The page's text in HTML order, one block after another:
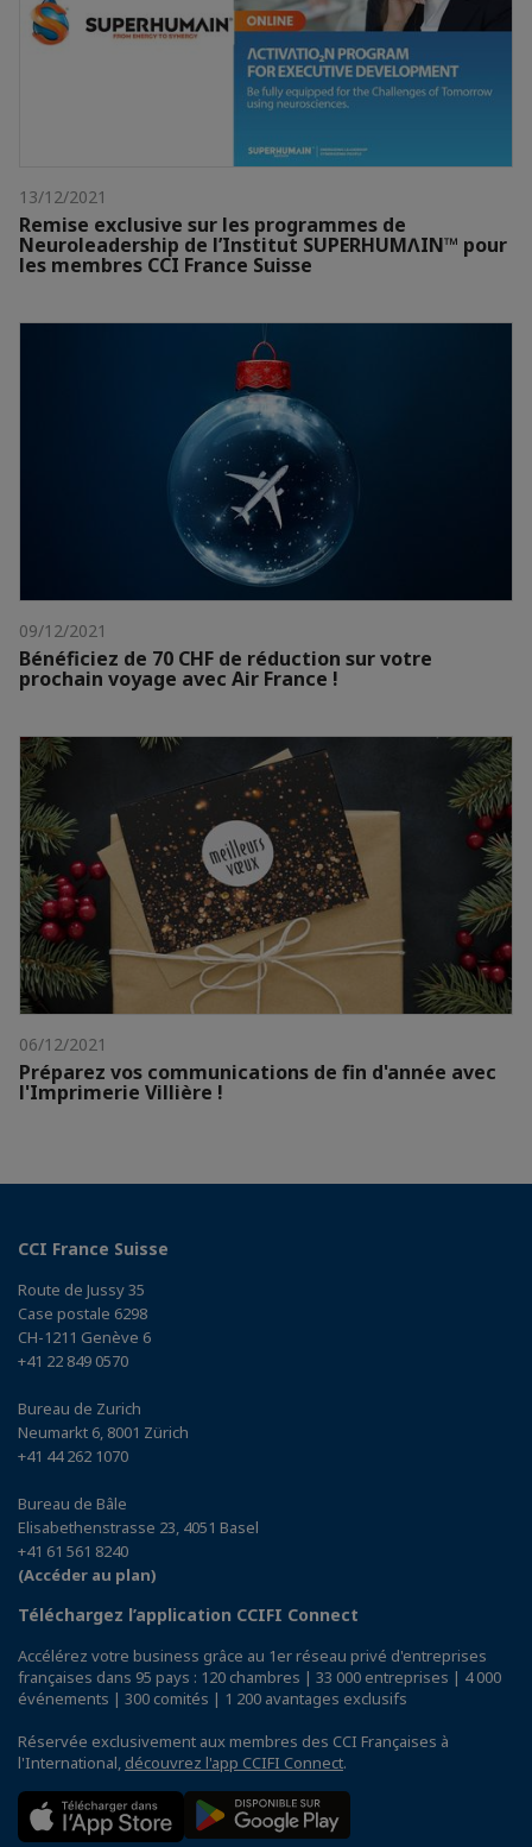
13/12/2021
Remise exclusive sur les programmes de
Neuroleadership de l’Institut SUPERHUMɅIN™ pour
les membres CCI France Suisse
09/12/2021
Bénéficiez de 70 CHF de réduction sur votre
prochain voyage avec Air France !
06/12/2021
Préparez vos communications de fin d'année avec
l'Imprimerie Villière !
CCI France Suisse
Route de Jussy 35
Case postale 6298
CH-1211 Genève 6
+41 22 849 0570
Bureau de Zurich
Neumarkt 6, 8001 Zürich
+41 44 262 1070
Bureau de Bâle
Elisabethenstrasse 23, 4051 Basel
+41 61 561 8240
(Accéder au plan)
Téléchargez l’application CCIFI Connect
Accélérez votre business grâce au 1er réseau privé d'entreprises
françaises dans 95 pays : 120 chambres | 33 000 entreprises | 4 000
événements | 300 comités | 1 200 avantages exclusifs
Réservée exclusivement aux membres des CCI Françaises à
l'International, découvrez l'app CCIFI Connect.